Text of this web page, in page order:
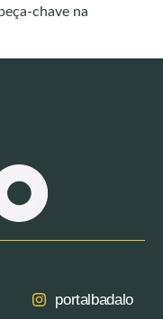
chave na
portalbadalo